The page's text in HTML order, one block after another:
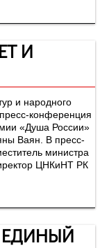
И
и народного
конференция
«Душа России»
Ваян. В пресс-
министра
ЦНКиНТ РК
ЕДИНЫЙ